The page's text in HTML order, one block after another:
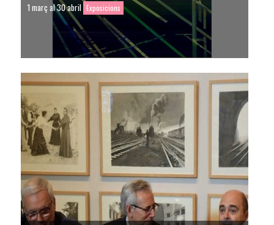
1 març al 30 abril Exposicions